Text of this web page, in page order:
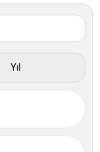
Yıl